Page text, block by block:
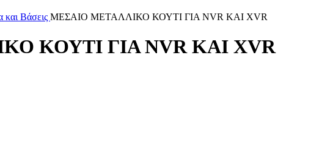
και Βάσεις ΜΕΣΑΙΟ ΜΕΤΑΛΛΙΚΟ ΚΟΥΤΙ ΓΙΑ NVR ΚΑΙ XVR
ΚΟΥΤΙ ΓΙΑ NVR ΚΑΙ XVR